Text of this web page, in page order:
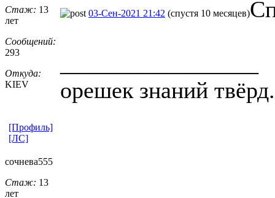
Стаж: 13
лет
Сообщений:
293
Откуда:
KIEV
03-Сен-2021 21:42 (спустя 10 месяцев)
орешек знаний
[Профиль]
[ЛС]
сочнева555
Стаж: 13
лет